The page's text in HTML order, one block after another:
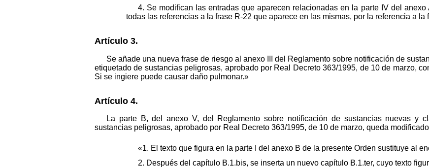
4. Se modifican las entradas que aparecen relacionadas en la parte IV del
todas las referencias a la frase R-22 que aparece en las mismas, por la referencia a la
Artículo 3.
Se añade una nueva frase de riesgo al anexo III del Reglamento sobre notificación de
etiquetado de sustancias peligrosas, aprobado por Real Decreto 363/1995, de 10 de marzo,
Si se ingiere puede causar daño pulmonar.»
Artículo 4.
La parte B, del anexo V, del Reglamento sobre notificación de sustancias nuevas y
sustancias peligrosas, aprobado por Real Decreto 363/1995, de 10 de marzo, queda
«1. El texto que figura en la parte I del anexo B de la presente Orden sustituye al
2. Después del capítulo B.1.bis, se inserta un nuevo capítulo B.1.ter, cuyo texto